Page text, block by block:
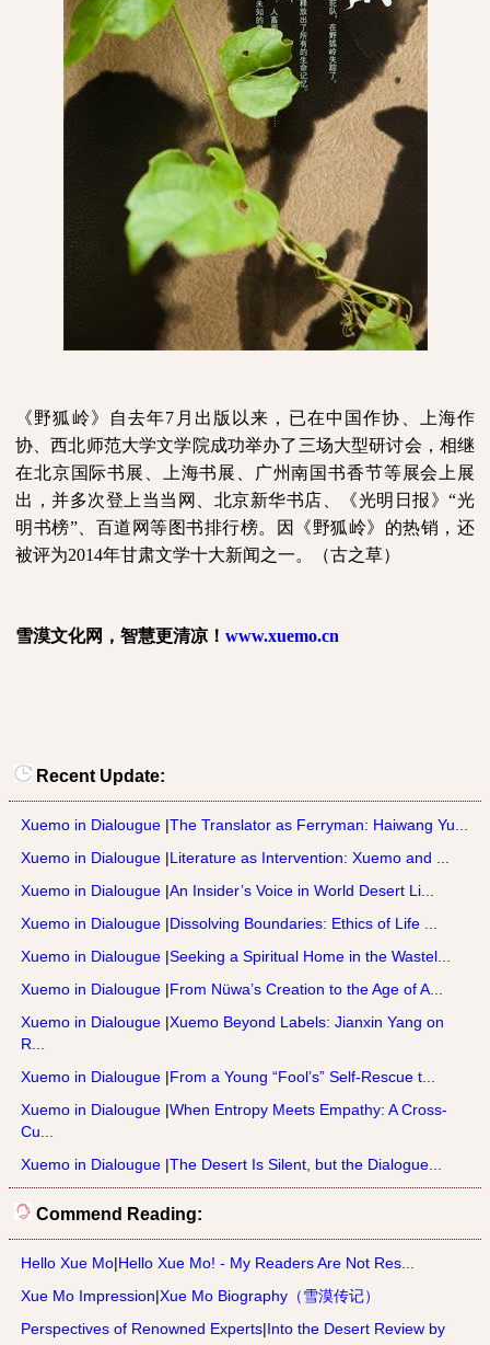
《野狐岭》自去年7 月出版以来，已在中国作协、上海作
协、西北师范大学文学院成功举办了三场大型研讨会，相继
在北京国际书展、上海书展、广州南国书香节等展会上展
出，并多次登上当当网、北京新华书店、《光明日报》“光
明书榜”、百道网等图书排行榜。因《野狐岭》的热销，还
被评为2014年甘肃文学十大新闻之一。（古之草）
雪漠文化网，智慧更清凉！ www.xuemo.cn
Recent Update:
Xuemo in Dialougue |The Translator as Ferryman: Haiwang Yu...
Xuemo in Dialougue |Literature as Intervention: Xuemo and ...
Xuemo in Dialougue |An Insider’s Voice in World Desert Li...
Xuemo in Dialougue |Dissolving Boundaries: Ethics of Life ...
Xuemo in Dialougue |Seeking a Spiritual Home in the Wastel...
Xuemo in Dialougue |From Nüwa’s Creation to the Age of A...
Xuemo in Dialougue |Xuemo Beyond Labels: Jianxin Yang on
R...
Xuemo in Dialougue |From a Young “Fool’s” Self-Rescue t...
Xuemo in Dialougue |When Entropy Meets Empathy: A Cross-
Cu...
Xuemo in Dialougue |The Desert Is Silent, but the Dialogue...
Commend Reading:
Hello Xue Mo|Hello Xue Mo! - My Readers Are Not Res...
Xue Mo Impression|Xue Mo Biography（雪漠传记）
Perspectives of Renowned Experts|Into the Desert Review by